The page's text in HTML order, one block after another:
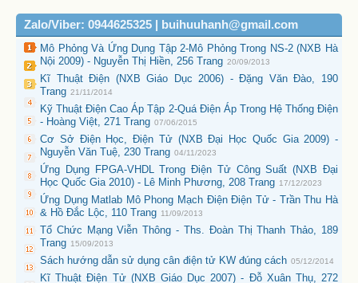
Zalo/Viber: 0944625325 | buihuuhanh@gmail.com
Mô Phỏng Và Ứng Dụng Tập 2-Mô Phỏng Trong NS-2 (NXB Hà
Nội 2009) - Nguyễn Thị Hiền, 256 Trang 20/09/2013
Kĩ Thuật Điện (NXB Giáo Dục 2006) - Đặng Văn Đào, 190
Trang 21/11/2014
Kỹ Thuật Điện Cao Áp Tập 2-Quá Điện Áp Trong Hệ Thống Điện
- Hoàng Việt, 271 Trang 07/06/2015
Cơ Sở Điện Học, Điện Tử (NXB Đại Học Quốc Gia 2009) -
Nguyễn Văn Tuệ, 230 Trang 04/11/2023
Ứng Dụng FPGA-VHDL Trong Điện Tử Công Suất (NXB Đại
Học Quốc Gia 2010) - Lê Minh Phương, 208 Trang 17/12/2023
Ứng Dụng Matlab Mô Phong Mạch Điện Điện Tử - Trần Thu Hà
& Hồ Đắc Lộc, 110 Trang 11/09/2013
Tổ Chức Mạng Viễn Thông - Ths. Đoàn Thị Thanh Thảo, 189
Trang 15/09/2013
Sách hướng dẫn sử dụng cân điện tử KW đúng cách 05/12/2014
Kĩ Thuật Điện Tử (NXB Giáo Dục 2007) - Đỗ Xuân Thụ, 272